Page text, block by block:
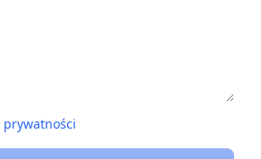
prywatności